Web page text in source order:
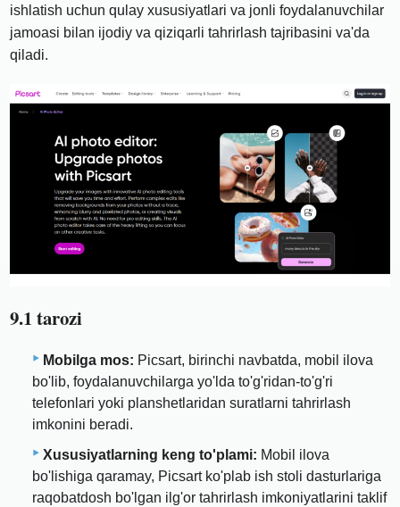
ishlatish uchun qulay xususiyatlari va jonli foydalanuvchilar
jamoasi bilan ijodiy va qiziqarli tahrirlash tajribasini va'da
qiladi.
9.1 tarozi
Mobilga mos: Picsart, birinchi navbatda, mobil ilova
bo'lib, foydalanuvchilarga yo'lda to'g'ridan-to'g'ri
telefonlari yoki planshetlaridan suratlarni tahrirlash
imkonini beradi.
Xususiyatlarning keng to'plami: Mobil ilova
bo'lishiga qaramay, Picsart ko'plab ish stoli dasturlariga
raqobatdosh bo'lgan ilg'or tahrirlash imkoniyatlarini taklif